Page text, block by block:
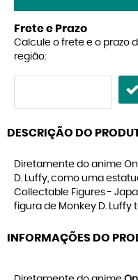
Frete e Prazo
Calcule o frete e o prazo
região:
DESCRIÇÃO DO
Diretamente do anime
D. Luffy, como uma
Collectable Figures -
figura de Monkey D. Luffy
INFORMAÇÕES DO